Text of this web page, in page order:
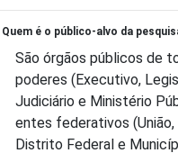
Quem é o público-alvo da
São órgãos públicos de
poderes (Executivo,
Judiciário e Ministério
entes federativos (União,
Distrito Federal e